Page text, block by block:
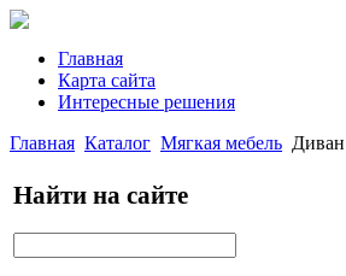
Главная
Карта сайта
Интересные решения
Главная Каталог Мягкая мебель
Найти на сайте